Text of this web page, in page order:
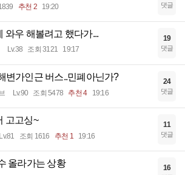
추천 2 19:20 댓글
와우 해볼려고 했다가...
Lv.38 조회 3121 19:17
19
댓글
변가인근 버스..민폐아닌가?
Lv.90 조회 5478 추천 4 19:16
24
댓글
고고싱~
Lv.81 조회 1616 추천 1 19:16
11
댓글
올라가는 상황 16